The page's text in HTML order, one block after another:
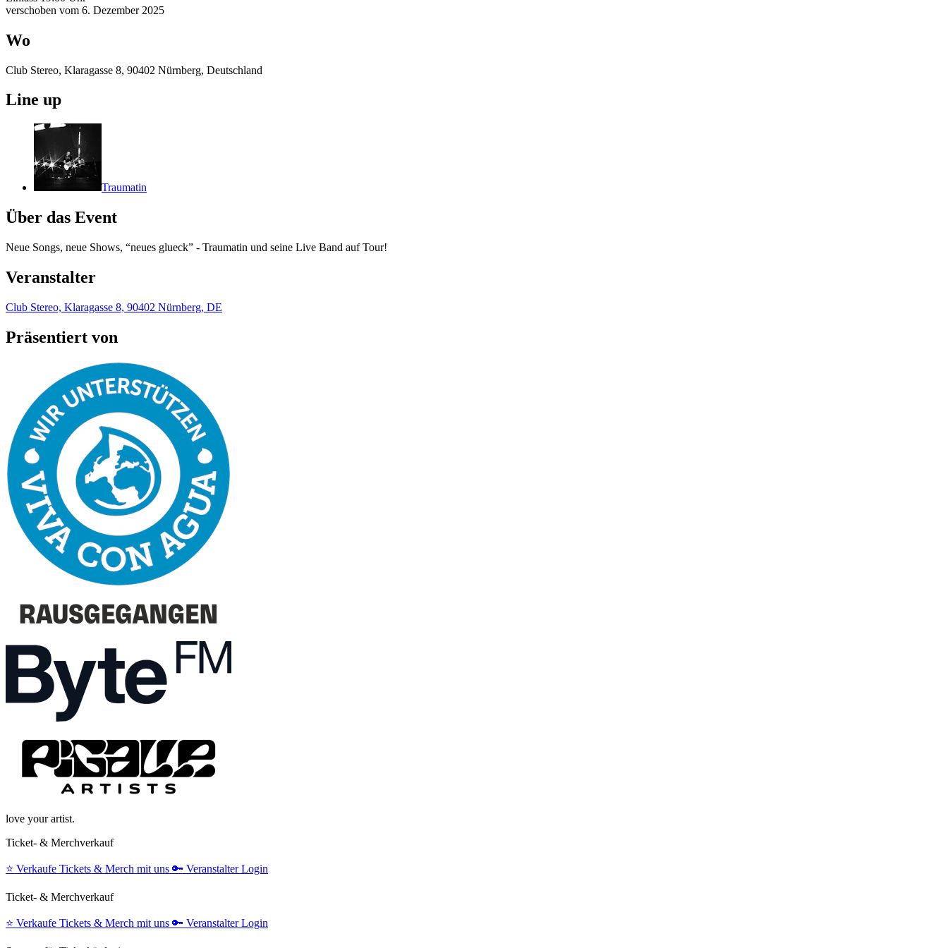
verschoben vom 6. Dezember 2025
Wo
Club Stereo, Klaragasse 8, 90402 Nürnberg, Deutschland
Line up
Traumatin
Über das Event
Neue Songs, neue Shows, “neues glueck” - Traumatin und seine Live Band auf Tour!
Veranstalter
Club Stereo, Klaragasse 8, 90402 Nürnberg, DE
Präsentiert von
love your artist.
Ticket- & Merchverkauf
⭐️ Verkaufe Tickets & Merch mit uns 🔑 Veranstalter Login
Ticket- & Merchverkauf
⭐️ Verkaufe Tickets & Merch mit uns 🔑 Veranstalter Login